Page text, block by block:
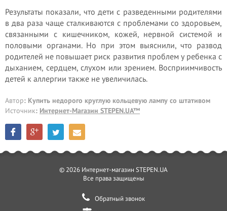
Результаты показали, что дети с разведенными родителями
в два раза чаще сталкиваются с проблемами со здоровьем,
связанными с кишечником, кожей, нервной системой и
половыми органами. Но при этом выяснили, что развод
родителей не повышает риск развития проблем у ребенка с
дыханием, сердцем, слухом или зрением. Восприимчивость
детей к аллергии также не увеличилась.
Автор: Купить недорого круглую кольцевую лампу со штативом
Источник: Интернет-Магазин STEPEN.UA™
© 2026 Интернет-магазин STEPEN.UA
Все права защищены
Обратный звонок